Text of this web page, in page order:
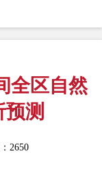
全区自然
测
2650